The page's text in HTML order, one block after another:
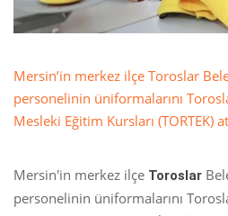
Mersin’in merkez ilçe Toroslar
personelinin üniformalarını
Mesleki Eğitim Kursları (TORTEK)
Mersin'in merkez ilçe Toroslar
personelinin üniformalarını